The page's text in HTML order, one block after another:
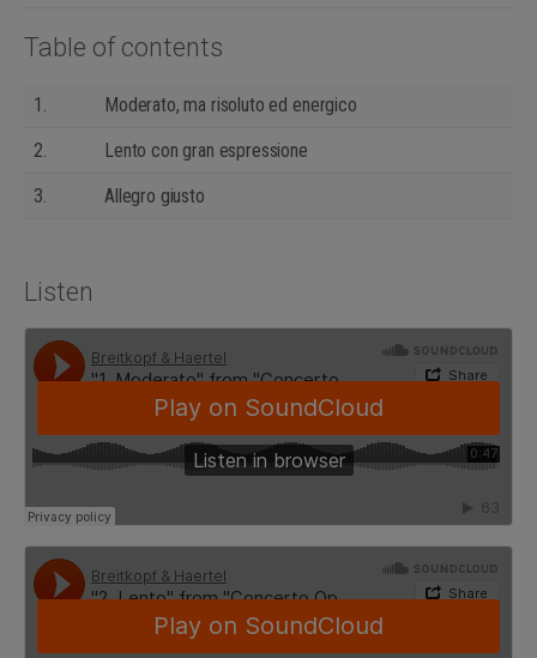
Table of contents
1.
Moderato, ma risoluto ed energico
2.
Lento con gran espressione
3.
Allegro giusto
Listen